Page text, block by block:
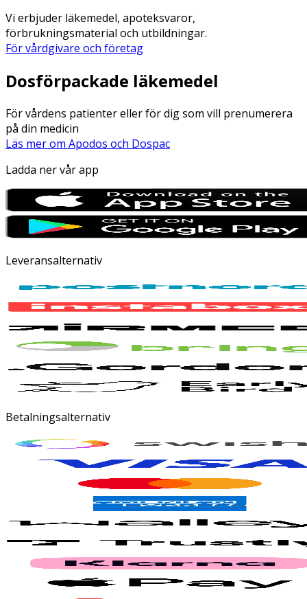
Vi erbjuder läkemedel, apoteksvaror,
förbrukningsmaterial och utbildningar.
För vårdgivare och företag
Dosförpackade läkemedel
För vårdens patienter eller för dig som vill prenumerera
på din medicin
Läs mer om Apodos och Dospac
Ladda ner vår app
Leveransalternativ
Betalningsalternativ